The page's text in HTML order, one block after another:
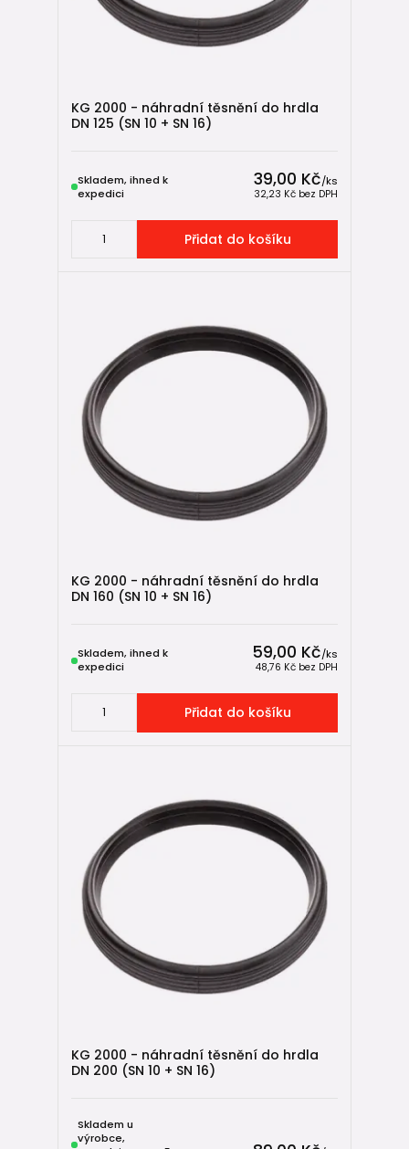
KG 2000 - náhradní těsnění do hrdla
DN 125 (SN 10 + SN 16)
39,00 Kč/ks
32,23 Kč bez DPH
Skladem, ihned k
expedici
Přidat do košíku
KG 2000 - náhradní těsnění do hrdla
DN 160 (SN 10 + SN 16)
59,00 Kč/ks
48,76 Kč bez DPH
Skladem, ihned k
expedici
Přidat do košíku
KG 2000 - náhradní těsnění do hrdla
DN 200 (SN 10 + SN 16)
Skladem u
výrobce,